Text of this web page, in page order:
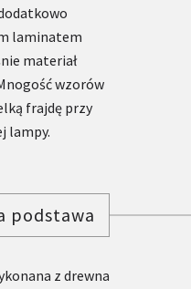
laminatem
materiał
wzorów
frajdę przy
lampy.
podstawa
z drewna